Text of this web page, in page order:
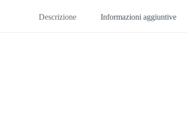
Descrizione Informazioni aggiuntive